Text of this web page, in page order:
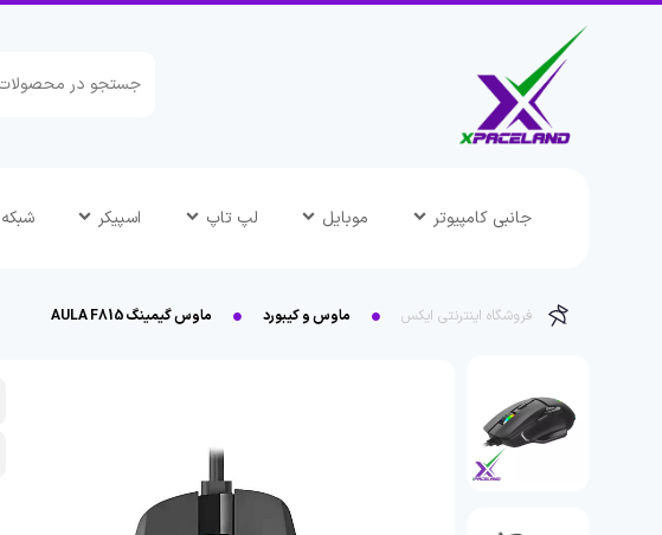
جانبی کامپیوتر موبایل لپ تاپ اسپیکر شبکه
فروشگاه اینترنتی ایکس ماوس و کیبورد ماوس گیمینگ AULA F815